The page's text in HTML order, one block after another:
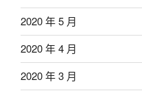
2020 年 5 月
2020 年 4 月
2020 年 3 月